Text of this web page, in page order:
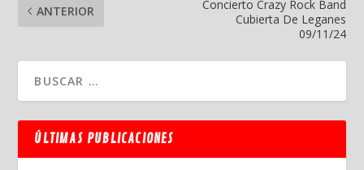
ANTERIOR
Concierto Crazy Rock Band
Cubierta De Leganes
09/11/24
ÚLTIMAS PUBLICACIONES